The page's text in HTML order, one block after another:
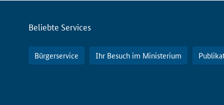
Servicemenü
Beliebte Services
Bürgerservice Ihr Besuch im Ministerium